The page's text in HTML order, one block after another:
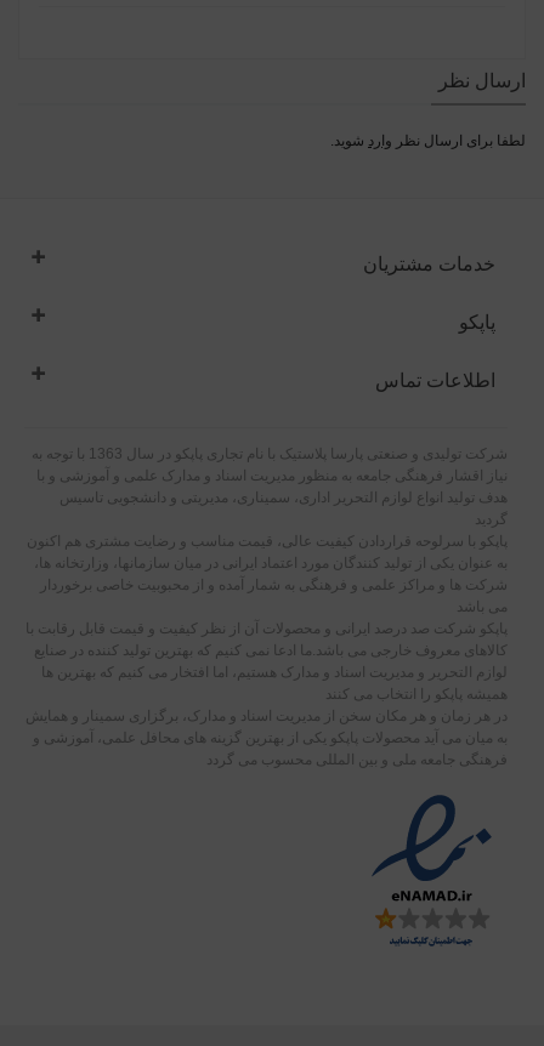
ارسال نظر
لطفا برای ارسال نظر وارد شوید.
خدمات مشتریان
پاپکو
اطلاعات تماس
شرکت تولیدی و صنعتی پارسا پلاستیک با نام تجاری پاپکو در سال 1363 با توجه به
نیاز اقشار فرهنگی جامعه به منظور مدیریت اسناد و مدارک علمی و آموزشی و با
هدف تولید انواع لوازم التحریر اداری، سمیناری، مدیریتی و دانشجویی تاسیس
گردید
پاپکو با سرلوحه قراردادن کیفیت عالی، قیمت مناسب و رضایت مشتری هم اکنون
به عنوان یکی از تولید کنندگان مورد اعتماد ایرانی در میان سازمانها، وزارتخانه ها،
شرکت ها و مراکز علمی و فرهنگی به شمار آمده و از محبوبیت خاصی برخوردار
می باشد
پاپکو شرکت صد درصد ایرانی و محصولات آن از نظر کیفیت و قیمت قابل رقابت با
کالاهای معروف خارجی می باشد.ما ادعا نمی کنیم که بهترین تولید کننده در صنایع
لوازم التحریر و مدیریت اسناد و مدارک هستیم، اما افتخار می کنیم که بهترین ها
همیشه پاپکو را انتخاب می کنند
در هر زمان و هر مکان سخن از مدیریت اسناد و مدارک، برگزاری سمینار و همایش
به میان می آید محصولات پاپکو یکی از بهترین گزینه های محافل علمی، آموزشی و
فرهنگی جامعه ملی و بین المللی محسوب می گردد